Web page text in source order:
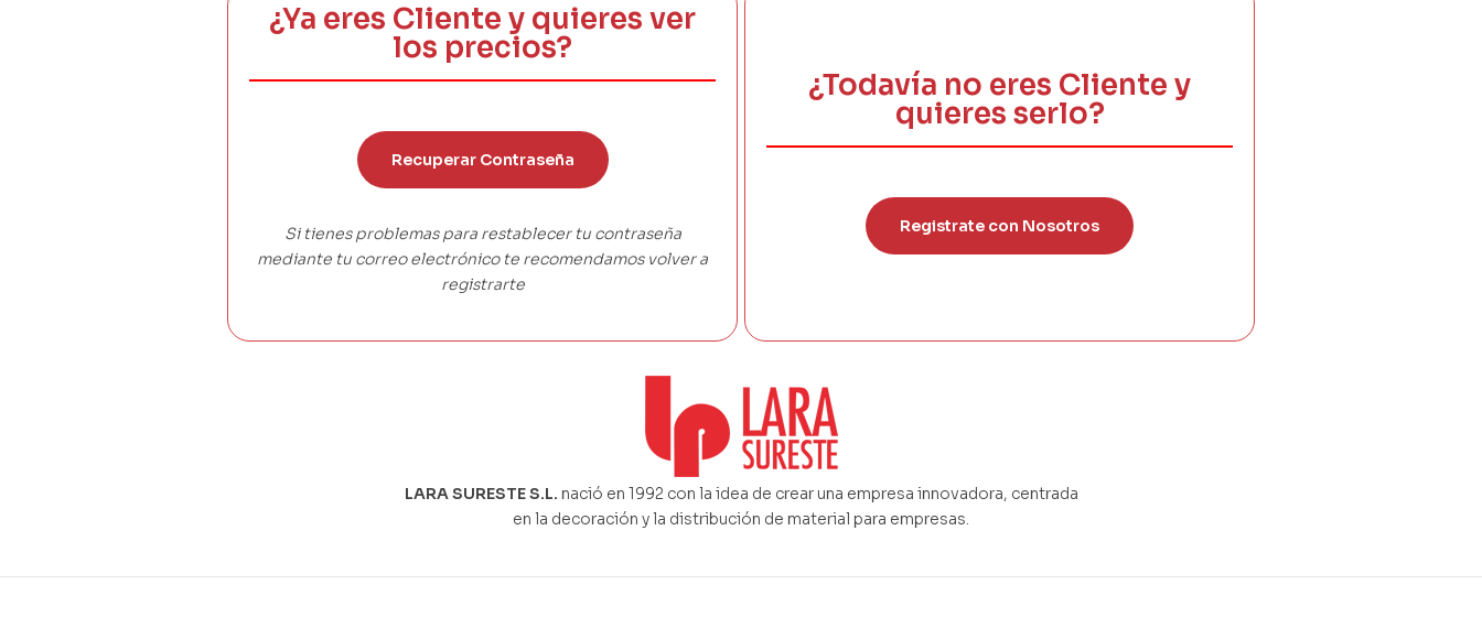
¿Ya eres Cliente y quieres ver
los precios?
Recuperar Contraseña
Si tienes problemas para restablecer tu contraseña
mediante tu correo electrónico te recomendamos volver a
registrarte
¿Todavía no eres Cliente y
quieres serlo?
Registrate con Nosotros
LARA SURESTE S.L. nació en 1992 con la idea de crear una empresa innovadora, centrada
en la decoración y la distribución de material para empresas.